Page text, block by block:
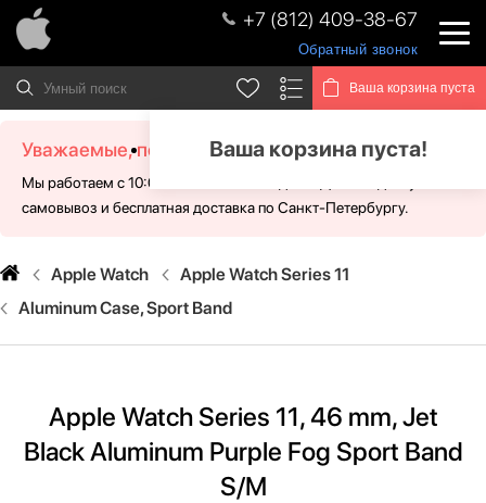
+7 (812) 409-38-67
Обратный звонок
Ваша корзина пуста
Ваша корзина пуста!
Уважаемые, посетители!
Мы работаем с 10:00 - 21:00 без выходных. Для Вас доступен
самовывоз и бесплатная доставка по Санкт-Петербургу.
Apple Watch
Apple Watch Series 11
Aluminum Case, Sport Band
Apple Watch Series 11, 46 mm, Jet
Black Aluminum Purple Fog Sport Band
S/M